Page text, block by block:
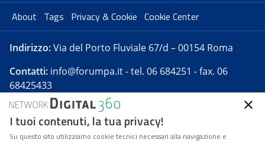
About Tags Privacy & Cookie Cookie Center
Indirizzo:Via del Porto Fluviale 67/d – 00154 Roma
Contatti: info@forumpa.it- tel. 06 684251 - fax. 06
68425433
Forumpa.itè una pubblicazione telematica iscritta
presso Registro della stampa del Tribunale di Roma -
I tuoi contenuti, la tua privacy!
Su questo sito utilizziamo cookie tecnici necessari alla navigazione e